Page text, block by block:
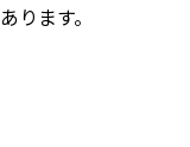
ります。